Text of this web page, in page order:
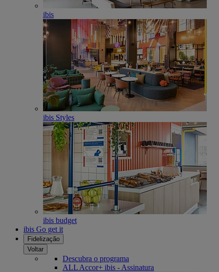
ibis
ibis Styles
ibis budget
ibis Go get it
Fidelização
Voltar
Descubra o programa
ALL Accor+ ibis - Assinatura